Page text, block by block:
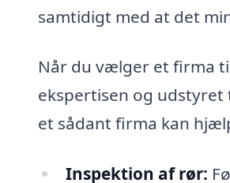
samtidigt med at det
Når du vælger et firma
ekspertisen og
et sådant firma kan
Inspektion af rør: